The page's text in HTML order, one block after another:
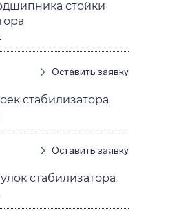
стойки
Оставить заявку
стабилизатора
Оставить заявку
стабилизатора